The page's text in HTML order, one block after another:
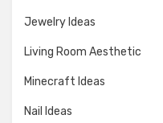
Jewelry Ideas
Living Room Aesthetic
Minecraft Ideas
Nail Ideas